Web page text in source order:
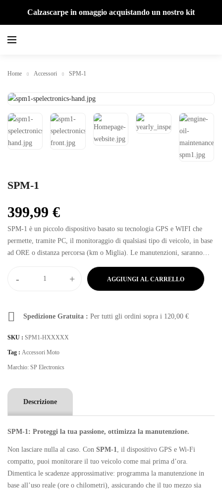
Calzascarpe in omaggio acquistando un nostro kit
Home Accessori SPM-1
SPM-1
399,99 €
SPM-1 è un piccolo dispositivo basato su tecnologia GPS e WIFI che
permette, tramite PC, il monitoraggio di qualsiasi tipo di veicolo, in base
ad ORE o distanza percorsa (km o Miglia). Le manutenzioni, saranno
così programmate sulle reali esigenze ed il reale utilizzo.
- + AGGIUNGI AL CARRELLO
Spedizione Gratuita : Per tutti gli ordini sopra i 120,00 €
SKU : SPM1-HXXXXX
Tag : Accessori Moto
Marchio: SP Electronics
Descrizione
SPM-1: Proteggi la tua passione, ottimizza la manutenzione.
Non lasciare nulla al caso. Con SPM-1, il dispositivo GPS e Wi-Fi
compatto, puoi monitorare il tuo veicolo come mai prima d’ora.
Dimentica le scadenze approssimative: programma la manutenzione in
base all’uso reale (ore o chilometri), assicurando che il tuo mezzo sia